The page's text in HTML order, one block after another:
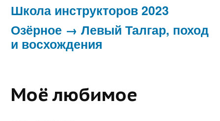
Школа инструкторов 2023
Озёрное → Левый Талгар, поход
и восхождения
Моё любимое